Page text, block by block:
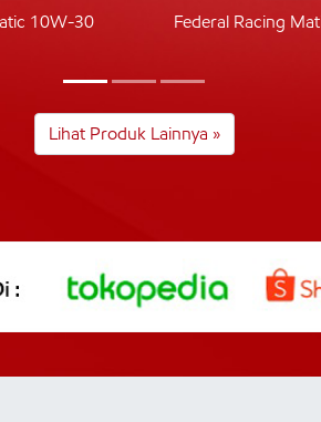
10W-30 Federal Racing
Lihat Produk Lainnya »